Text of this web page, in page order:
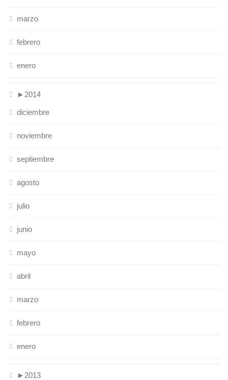
marzo
febrero
enero
► 2014
diciembre
noviembre
septiembre
agosto
julio
junio
mayo
abril
marzo
febrero
enero
► 2013